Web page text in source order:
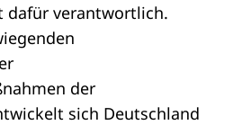
dafür verantwortlich.
der
sich Deutschland